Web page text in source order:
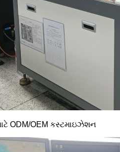
ODM/OEM કસ્ટમાઇઝેશન